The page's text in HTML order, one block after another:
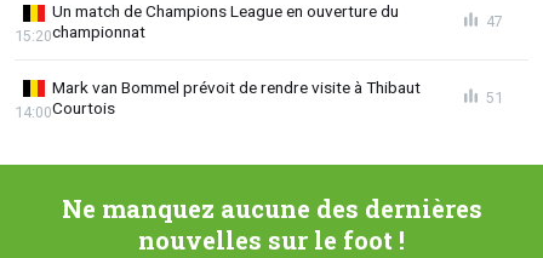
Un match de Champions League en ouverture du
championnat
15:20
47
Mark van Bommel prévoit de rendre visite à Thibaut
Courtois
14:00
51
Ne manquez aucune des dernières
nouvelles sur le foot !